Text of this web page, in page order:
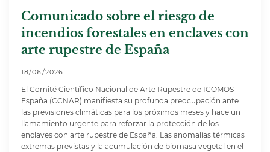
Comunicado sobre el riesgo de
incendios forestales en enclaves con
arte rupestre de España
18/06/2026
El Comité Científico Nacional de Arte Rupestre de ICOMOS-
España (CCNAR) manifiesta su profunda preocupación ante
las previsiones climáticas para los próximos meses y hace un
llamamiento urgente para reforzar la protección de los
enclaves con arte rupestre de España. Las anomalías térmicas
extremas previstas y la acumulación de biomasa vegetal en el